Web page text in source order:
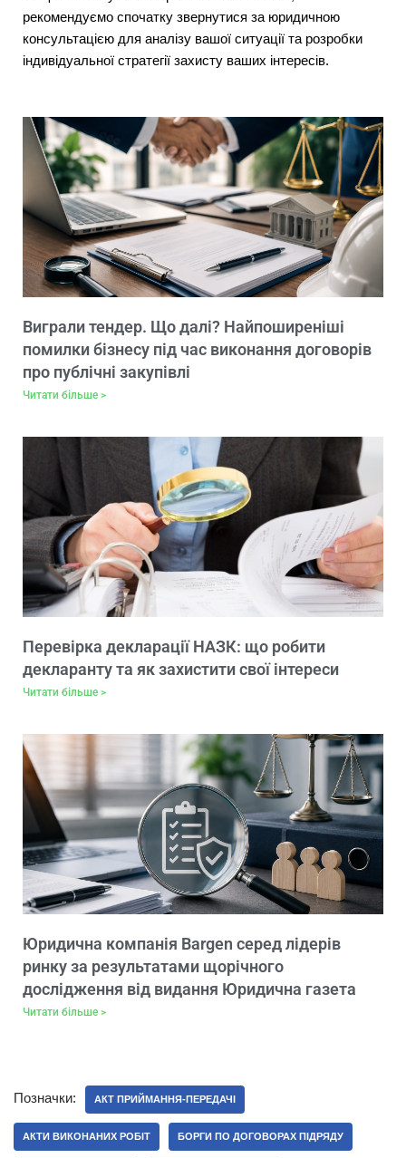
рекомендуємо спочатку звернутися за юридичною
консультацією для аналізу вашої ситуації та розробки
індивідуальної стратегії захисту ваших інтересів.
Виграли тендер. Що далі? Найпоширеніші
помилки бізнесу під час виконання договорів
про публічні закупівлі
Читати більше >
Перевірка декларації НАЗК: що робити
декларанту та як захистити свої інтереси
Читати більше >
Юридична компанія Bargen серед лідерів
ринку за результатами щорічного
дослідження від видання Юридична газета
Читати більше >
Позначки: АКТ ПРИЙМАННЯ-ПЕРЕДАЧІ
АКТИ ВИКОНАНИХ РОБІТ БОРГИ ПО ДОГОВОРАХ ПІДРЯДУ